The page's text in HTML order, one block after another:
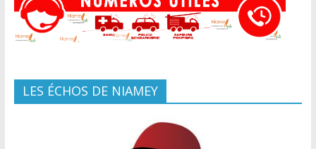
LES ÉCHOS DE NIAMEY